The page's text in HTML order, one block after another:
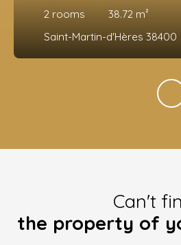
2 rooms 38.72 m²
Saint-Martin-d'Hères 38400
Can't
the property of